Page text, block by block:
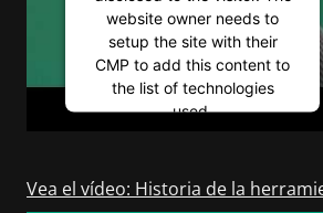
website owner needs to
setup the site with their
CMP to add this content to
the list of technologies
used.
Consent Management
Vea el vídeo: Historia de la